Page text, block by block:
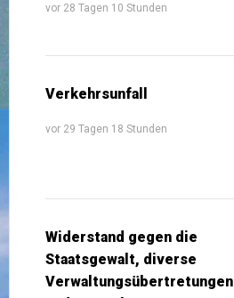
vor 28 Tagen 10 Stunden
Verkehrsunfall
vor 29 Tagen 18 Stunden
Widerstand gegen die
Staatsgewalt, diverse
Verwaltungsübertretungen